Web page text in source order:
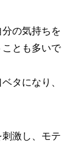
の気持ちを
とも多いで
タになり、
激し、モテ